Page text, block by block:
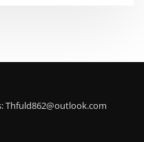
Thfuld862@outlook.com